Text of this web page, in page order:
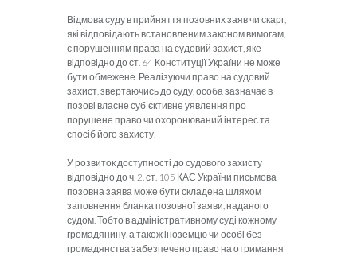
Відмова суду в прийняття позовних заяв чи скарг,
які відповідають встановленим законом вимогам,
є порушенням права на судовий захист, яке
відповідно до ст. 64 Конституції України не може
бути обмежене. Реалізуючи право на судовий
захист, звертаючись до суду, особа зазначає в
позові власне суб'єктивне уявлення про
порушене право чи охоронюваний інтерес та
спосіб його захисту.
У розвиток доступності до судового захисту
відповідно до ч. 2. ст. 105 КАС України письмова
позовна заява може бути складена шляхом
заповнення бланка позовної заяви, наданого
судом. Тобто в адміністративному суді кожному
громадянину, а також іноземцю чи особі без
громадянства забезпечено право на отримання